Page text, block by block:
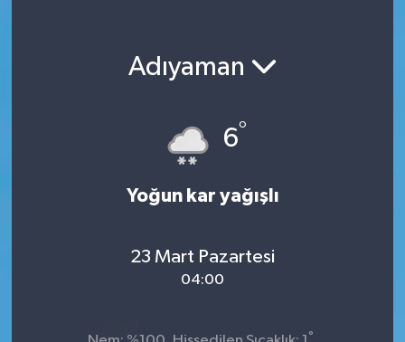
Adıyaman
6°
Yoğun kar yağışlı
23 Mart Pazartesi
04:00
°
BİLİM VE TEKNOLOJİ